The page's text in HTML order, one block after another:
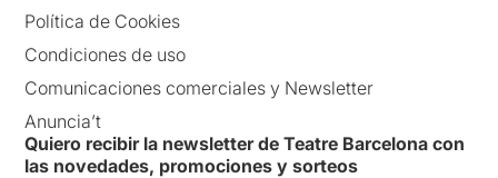
Política de Cookies
Condiciones de uso
Comunicaciones comerciales y Newsletter
Anuncia’t
Quiero recibir la newsletter de Teatre Barcelona con
las novedades, promociones y sorteos